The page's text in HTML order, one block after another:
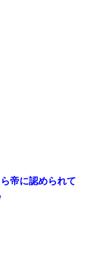
帝に認められて